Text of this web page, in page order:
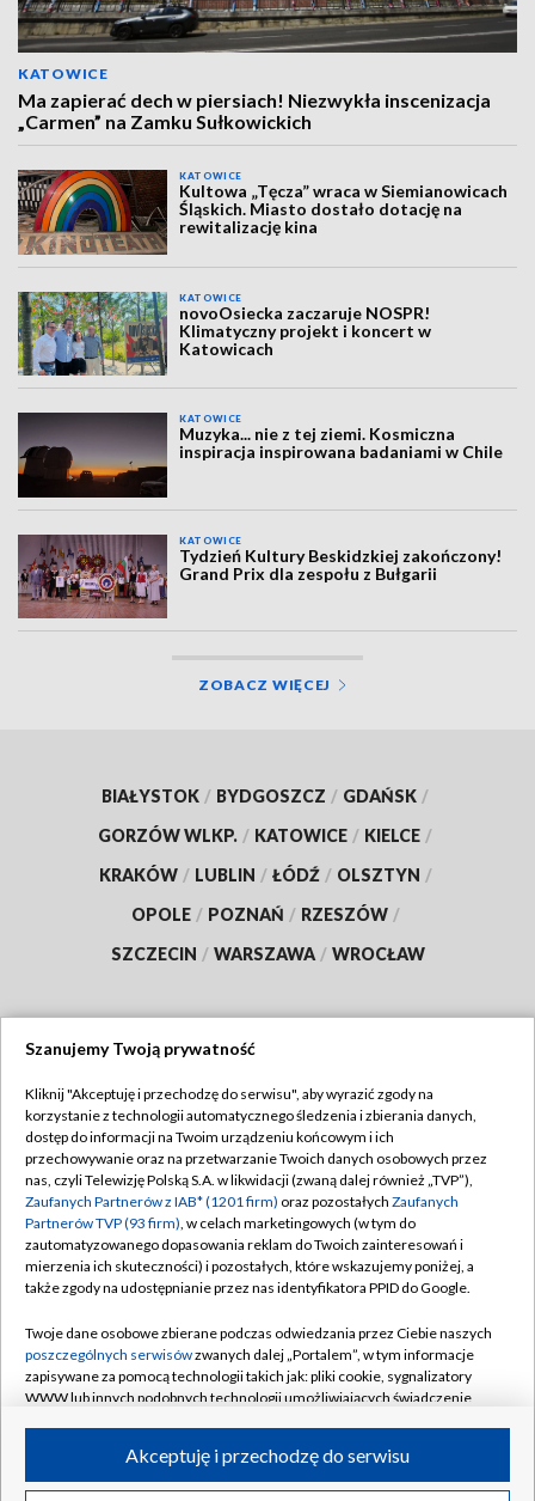
KATOWICE
Ma zapierać dech w piersiach! Niezwykła inscenizacja
„Carmen” na Zamku Sułkowickich
KATOWICE
Kultowa „Tęcza” wraca w Siemianowicach
Śląskich. Miasto dostało dotację na
rewitalizację kina
KATOWICE
novoOsiecka zaczaruje NOSPR!
Klimatyczny projekt i koncert w
Katowicach
KATOWICE
Muzyka... nie z tej ziemi. Kosmiczna
inspiracja inspirowana badaniami w Chile
KATOWICE
Tydzień Kultury Beskidzkiej zakończony!
Grand Prix dla zespołu z Bułgarii
ZOBACZ WIĘCEJ
BIAŁYSTOK / BYDGOSZCZ / GDAŃSK /
GORZÓW WLKP. / KATOWICE / KIELCE /
KRAKÓW / LUBLIN / ŁÓDŹ / OLSZTYN /
OPOLE / POZNAŃ / RZESZÓW /
SZCZECIN / WARSZAWA / WROCŁAW
TVP
Abonament TVP
Emisja w TVP
Centrum informacji TVP
Naziemna Telewizja Cyfrowa
Rada Programowa
System NOS
Informacje o nadawcy
Program dla prasy
Regulamin TVP
Polityka prywatności
Moje zgody
Pomoc
Kontakt
Kanały
©2026 Telewizja Polska S.A. w likwidacji
Szanujemy Twoją prywatność
Kliknij "Akceptuję i przechodzę do serwisu", aby wyrazić zgody na
korzystanie z technologii automatycznego śledzenia i zbierania danych,
dostęp do informacji na Twoim urządzeniu końcowym i ich
przechowywanie oraz na przetwarzanie Twoich danych osobowych przez
nas, czyli Telewizję Polską S.A. w likwidacji (zwaną dalej również „TVP”),
Zaufanych Partnerów z IAB* (1201 firm) oraz pozostałych Zaufanych
Partnerów TVP (93 firm), w celach marketingowych (w tym do
zautomatyzowanego dopasowania reklam do Twoich zainteresowań i
mierzenia ich skuteczności) i pozostałych, które wskazujemy poniżej, a
także zgody na udostępnianie przez nas identyfikatora PPID do Google.
Twoje dane osobowe zbierane podczas odwiedzania przez Ciebie naszych
poszczególnych serwisówzwanych dalej „Portalem”, w tym informacje
zapisywane za pomocą technologii takich jak: pliki cookie, sygnalizatory
WWW lub innych podobnych technologii umożliwiających świadczenie
ruchu w Internecie.Akceptuję i przechodzę do serwisu